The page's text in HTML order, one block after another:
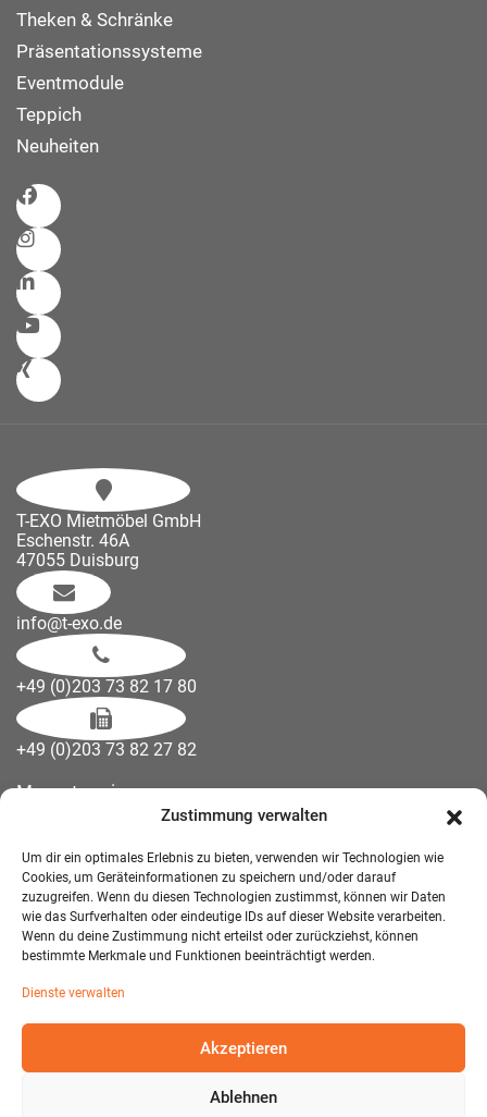
Zustimmung verwalten
Um dir ein optimales Erlebnis zu bieten, verwenden wir Technologien wie
Cookies, um Geräteinformationen zu speichern und/oder darauf
zuzugreifen. Wenn du diesen Technologien zustimmst, können wir Daten
wie das Surfverhalten oder eindeutige IDs auf dieser Website verarbeiten.
Wenn du deine Zustimmung nicht erteilst oder zurückziehst, können
bestimmte Merkmale und Funktionen beeinträchtigt werden.
Dienste verwalten
Akzeptieren
Ablehnen
Theken & Schränke
Präsentationssysteme
Eventmodule
Teppich
Neuheiten
T-EXO Mietmöbel GmbH
Eschenstr. 46A
47055 Duisburg
info@t-exo.de
+49 (0)203 73 82 17 80
+49 (0)203 73 82 27 82
Messetermine
Downloads
Wandelemente
Über uns
Impressum
AGB Mietmöbel
Datenschutzerklärung
© 2026 T-EXO GmbH Mietmöbel - Alle Rechte vorbehalten.